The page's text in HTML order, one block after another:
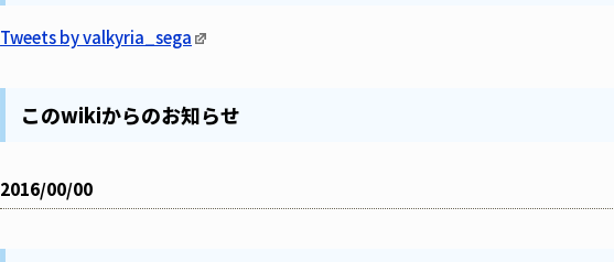
Tweets by valkyria_sega
このwikiからのお知らせ
2016/00/00